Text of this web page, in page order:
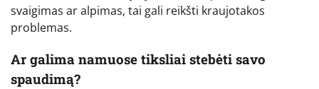
svaigimas ar alpimas, tai gali reikšti kraujotakos
problemas.
Ar galima namuose tiksliai stebėti savo
spaudimą?